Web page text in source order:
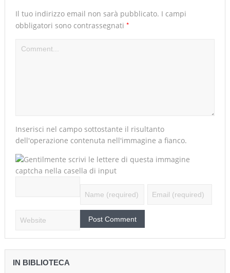
Il tuo indirizzo email non sarà pubblicato. I campi
obbligatori sono contrassegnati *
Inserisci nel campo sottostante il risultanto
dell'operazione contenuta nell'immagine a fianco.
IN BIBLIOTECA